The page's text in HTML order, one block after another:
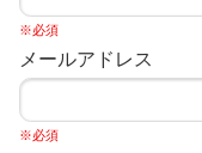
※必須
メールアドレス
※必須